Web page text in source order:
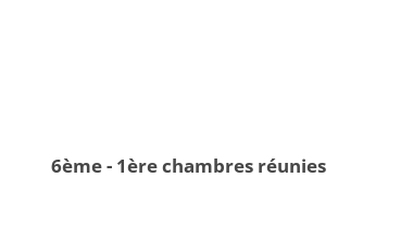
6ème - 1ère chambres réunies